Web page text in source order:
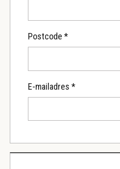
Postcode *
E-mailadres *